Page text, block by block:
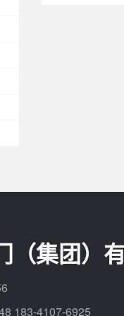
（集团）
183-4107-6925